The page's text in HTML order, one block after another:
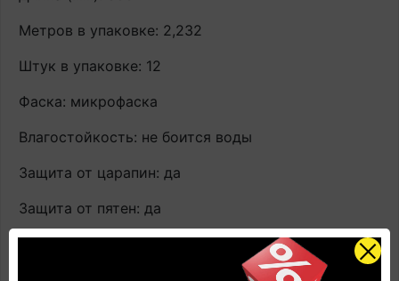
Метров в упаковке: 2,232
Штук в упаковке: 12
Фаска: микрофаска
Влагостойкость: не боится воды
Защита от царапин: да
Защита от пятен: да